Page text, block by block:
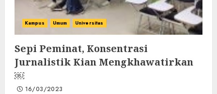
Kampus Umum Universitas
Sepi Peminat, Konsentrasi
Jurnalistik Kian Mengkhawatirkan
￼
16/03/2023